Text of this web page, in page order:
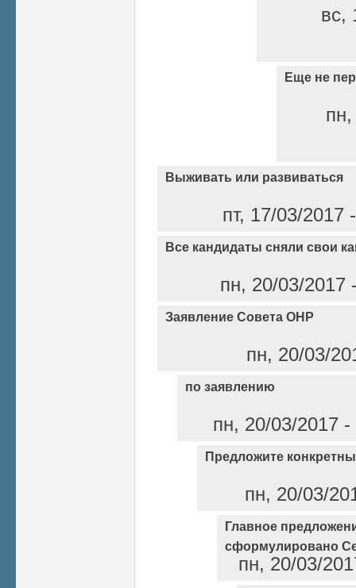
вс,
Еще не
Выживать или развиваться
пт, 17/03/
Все кандидаты сняли свои
пн, 20/03/
Заявление Совета ОНР
пн, 20/03/
по заявлению
пн, 20/03/2017
Предложите
пн, 20/03/
Главное
сформулировано
пн, 20/03/